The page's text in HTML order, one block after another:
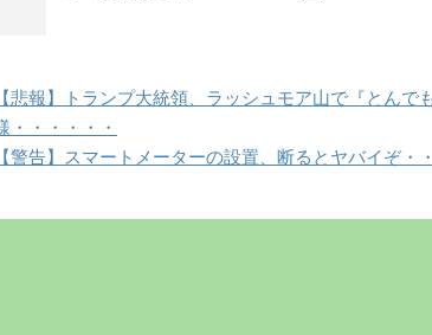
【悲報】トランプ大統領、ラッシュモア山で『とんで
・・・・・・
【警告】スマートメーターの設置、断るとヤバイぞ・